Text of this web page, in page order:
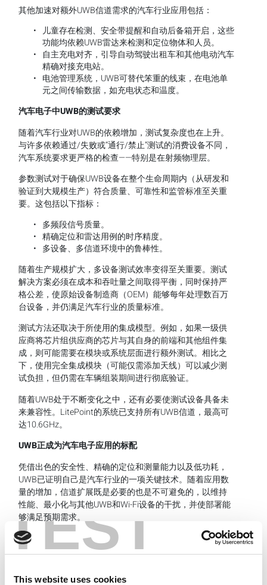
TEST
This website uses cookies
其他加速对额外UWB信道需求的汽车行业应用包括：
儿童存在检测、安全带提醒和自动后备箱开启，这些
功能均依赖UWB雷达来检测和定位物体和人员。
自主充电对齐，引导自动驾驶出租车和其他电动汽车
精确对接充电站。
电池管理系统，UWB可替代笨重的线束，在电池单
元之间传输数据，如充电状态和温度。
汽车电子中UWB的测试要求
随着汽车行业对UWB的依赖增加，测试复杂度也在上升。
与许多依赖通过/失败或“通行/禁止”测试的消费设备不同，
汽车系统要求更严格的检查——特别是在射频物理层。
参数测试对于确保UWB设备在整个生命周期内（从研发和
验证到大规模生产）符合质量、可靠性和监管标准至关重
要。这包括以下指标：
多频段信号质量。
精确定位和雷达用例的时序精度。
多设备、多信道环境中的鲁棒性。
随着生产规模扩大，多设备测试效率变得至关重要。测试
解决方案必须在成本和吞吐量之间取得平衡，同时保持严
格公差，使原始设备制造商（OEM）能够每年处理数百万
台设备，并仍满足汽车行业的质量标准。
测试方法还取决于所使用的集成模型。例如，如果一级供
应商将芯片组供应商的芯片与其自身的前端和其他组件集
成，则可能需要在模块或系统层面进行额外测试。相比之
下，使用完全集成模块（可能仅需添加天线）可以减少测
试负担，但仍需在车辆组装期间进行彻底验证。
随着UWB处于不断变化之中，还有必要使测试设备具备未
来兼容性。LitePoint的系统已支持所有UWB信道，最高可
达10.6GHz。
UWB正成为汽车电子应用的标配
凭借出色的安全性、精确的定位和测量能力以及低功耗，
UWB已证明自己是汽车行业的一项关键技术。随着应用数
量的增加，信道扩展既是必要的也是不可避免的，以维持
性能、最小化与其他UWB和Wi-Fi设备的干扰，并使部署能
够满足预期需求。